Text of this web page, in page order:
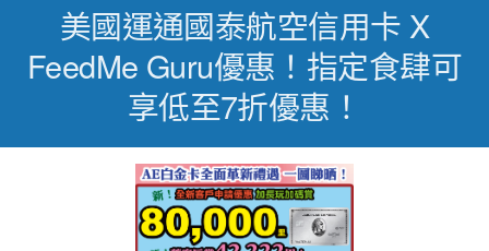
美國運通國泰航空信用卡 X
FeedMe Guru優惠！指定食肆可
享低至7折優惠！